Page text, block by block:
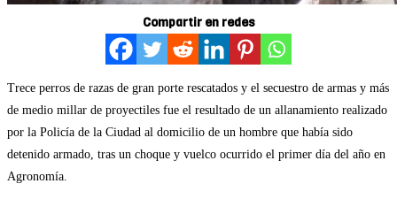
Compartir en redes
Trece perros de razas de gran porte rescatados y el secuestro de armas y más
de medio millar de proyectiles fue el resultado de un allanamiento realizado
por la Policía de la Ciudad al domicilio de un hombre que había sido
detenido armado, tras un choque y vuelco ocurrido el primer día del año en
Agronomía.